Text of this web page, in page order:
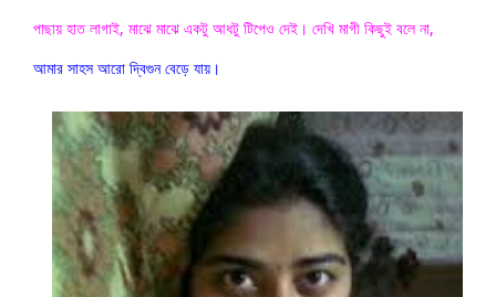
পাছায় হাত লাগাই, মাঝে মাঝে একটু আধটু টিপেও দেই। দেখি মাগী কিছুই বলে না,
আমার সাহস আরো দ্বিগুন বেড়ে যায়।